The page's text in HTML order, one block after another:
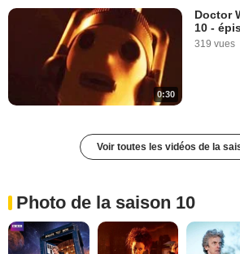
0:30
Doctor
10 -
319 vues
Voir toutes les vidéos de la
Photo de la saison 10